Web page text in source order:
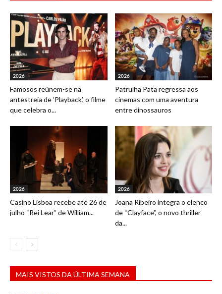
2026
Famosos reúnem-se na
antestreia de ‘Playback’, o filme
que celebra o...
2026
Patrulha Pata regressa aos
cinemas com uma aventura
entre dinossauros
2026
Casino Lisboa recebe até 26 de
julho “Rei Lear” de William...
2026
Joana Ribeiro integra o elenco
de “Clayface”, o novo thriller
da...
MAIS VISTOS DA ÚLTIMA SEMANA